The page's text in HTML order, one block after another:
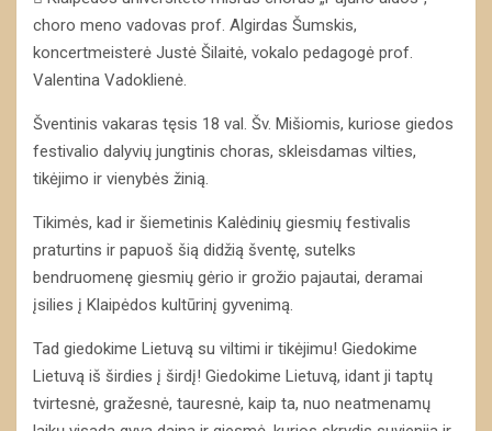
choro meno vadovas prof. Algirdas Šumskis,
koncertmeisterė Justė Šilaitė, vokalo pedagogė prof.
Valentina Vadoklienė.
Šventinis vakaras tęsis 18 val. Šv. Mišiomis, kuriose giedos
festivalio dalyvių jungtinis choras, skleisdamas vilties,
tikėjimo ir vienybės žinią.
Tikimės, kad ir šiemetinis Kalėdinių giesmių festivalis
praturtins ir papuoš šią didžią šventę, sutelks
bendruomenę giesmių gėrio ir grožio pajautai, deramai
įsilies į Klaipėdos kultūrinį gyvenimą.
Tad giedokime Lietuvą su viltimi ir tikėjimu! Giedokime
Lietuvą iš širdies į širdį! Giedokime Lietuvą, idant ji taptų
tvirtesnė, gražesnė, tauresnė, kaip ta, nuo neatmenamų